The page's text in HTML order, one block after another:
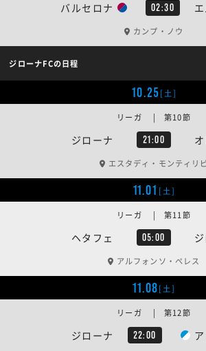
バルセロナ 02:30
カンプ・ノウ
ジローナFCの日程
10.25[土]
ジローナ 21:00
リーガ | 第10節
エスタディ・モンティリビ
11.01 [土]
ヘタフェ 05:00
リーガ | 第11節
アルフォンソ・ペレス
11.08[土]
ジローナ 22:00
リーガ | 第12節